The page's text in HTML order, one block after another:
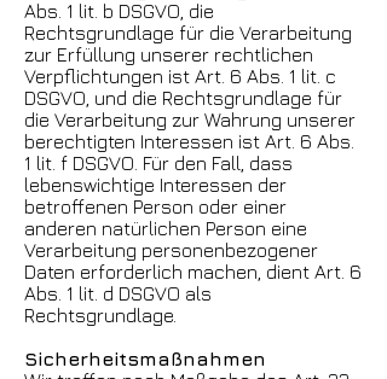
Abs. 1 lit. b DSGVO, die
Rechtsgrundlage für die Verarbeitung
zur Erfüllung unserer rechtlichen
Verpflichtungen ist Art. 6 Abs. 1 lit. c
DSGVO, und die Rechtsgrundlage für
die Verarbeitung zur Wahrung unserer
berechtigten Interessen ist Art. 6 Abs.
1 lit. f DSGVO. Für den Fall, dass
lebenswichtige Interessen der
betroffenen Person oder einer
anderen natürlichen Person eine
Verarbeitung personenbezogener
Daten erforderlich machen, dient Art. 6
Abs. 1 lit. d DSGVO als
Rechtsgrundlage.
Sicherheitsmaßnahmen